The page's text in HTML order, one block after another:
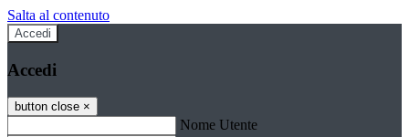
Salta al contenuto
Accedi
Accedi
button close ×
Nome Utente